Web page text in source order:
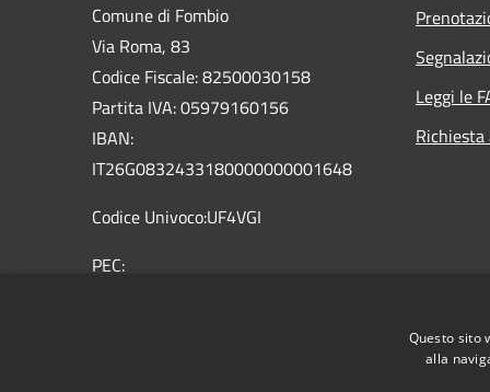
Comune di Fombio
Via Roma, 83
Codice Fiscale: 82500030158
Partita IVA: 05979160156
IBAN:
IT26G0832433180000000001648
Codice Univoco:UF4VGI
PEC:
Leggi le
Questo sito
alla